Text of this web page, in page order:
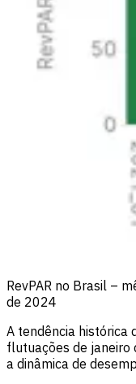
RevPAR no Brasil –
de 2024
A tendência histórica
flutuações de
a dinâmica de